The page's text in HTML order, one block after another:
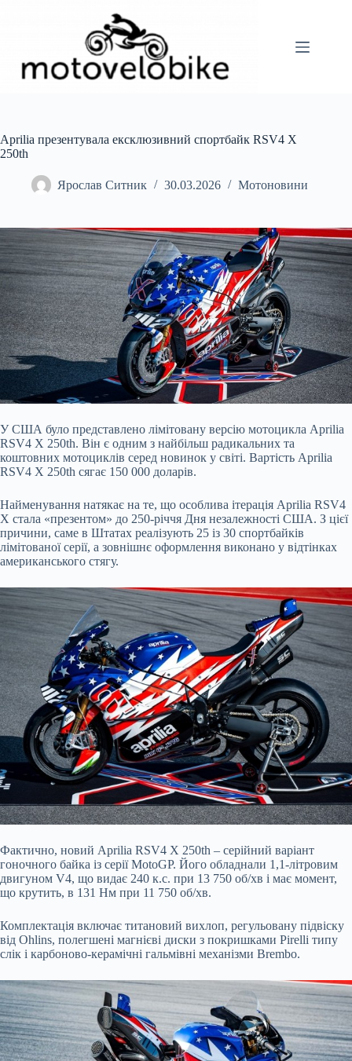
Aprilia презентувала ексклюзивний спортбайк RSV4 X
250th
Ярослав Ситник 30.03.2026 Мотоновини
У США було представлено лімітовану версію мотоцикла Aprilia
RSV4 X 250th. Він є одним з найбільш радикальних та
коштовних мотоциклів серед новинок у світі. Вартість Aprilia
RSV4 X 250th сягає 150 000 доларів.
Найменування натякає на те, що особлива ітерація Aprilia RSV4
X стала «презентом» до 250-річчя Дня незалежності США. З цієї
причини, саме в Штатах реалізують 25 із 30 спортбайків
лімітованої серії, а зовнішнє оформлення виконано у відтінках
американського стягу.
Фактично, новий Aprilia RSV4 X 250th – серійний варіант
гоночного байка із серії MotoGP. Його обладнали 1,1-літровим
двигуном V4, що видає 240 к.с. при 13 750 об/хв і має момент,
що крутить, в 131 Нм при 11 750 об/хв.
Комплектація включає титановий вихлоп, регульовану підвіску
від Ohlins, полегшені магнієві диски з покришками Pirelli типу
слік і карбоново-керамічні гальмівні механізми Brembo.